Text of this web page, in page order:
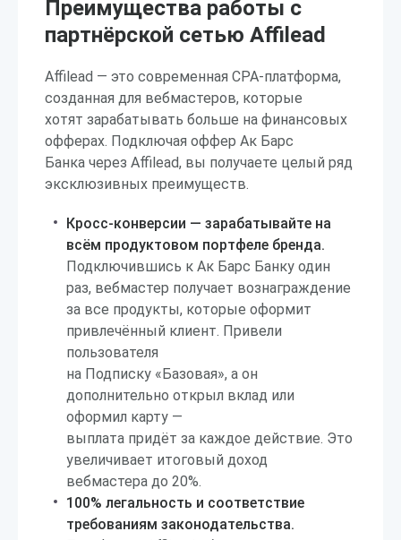
Преимущества работы с
партнёрской сетью Affilead
Affilead — это современная CPA-платформа,
созданная для вебмастеров, которые
хотят зарабатывать больше на финансовых
офферах. Подключая оффер Ак Барс
Банка через Affilead, вы получаете целый ряд
эксклюзивных преимуществ.
Кросс-конверсии — зарабатывайте на
всём продуктовом портфеле бренда.
Подключившись к Ак Барс Банку один
раз, вебмастер получает вознаграждение
за все продукты, которые оформит
привлечённый клиент. Привели
пользователя
на Подписку «Базовая», а он
дополнительно открыл вклад или
оформил карту —
выплата придёт за каждое действие. Это
увеличивает итоговый доход
вебмастера до 20%.
100% легальность и соответствие
требованиям законодательства.